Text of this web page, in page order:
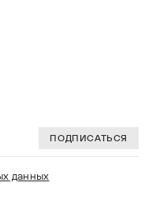
ПОДПИСАТЬСЯ
данных